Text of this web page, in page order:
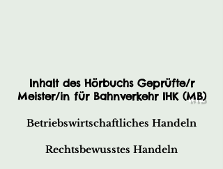
Inhalt des Hörbuchs Geprüfte/r
Meister/in für Bahnverkehr IHK (MB)
Betriebswirtschaftliches Handeln
Rechtsbewusstes Handeln